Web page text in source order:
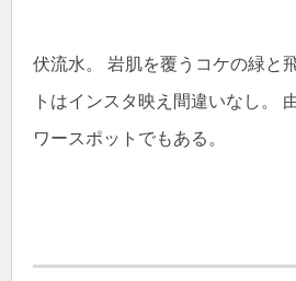
伏流水。 岩肌を覆うコケの緑と
トはインスタ映え間違いなし。
ワースポットでもある。